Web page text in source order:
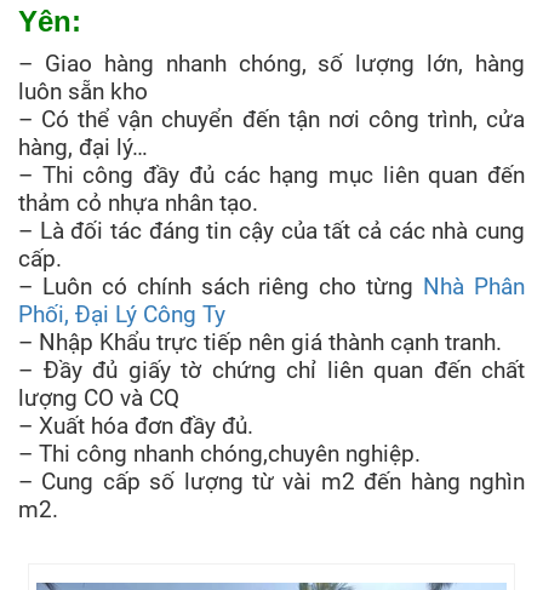
Yên:
– Giao hàng nhanh chóng, số lượng lớn, hàng
luôn sẵn kho
– Có thể vận chuyển đến tận nơi công trình, cửa
hàng, đại lý…
– Thi công đầy đủ các hạng mục liên quan đến
thảm cỏ nhựa nhân tạo.
– Là đối tác đáng tin cậy của tất cả các nhà cung
cấp.
– Luôn có chính sách riêng cho từng Nhà Phân
Phối, Đại Lý Công Ty
– Nhập Khẩu trực tiếp nên giá thành cạnh tranh.
– Đầy đủ giấy tờ chứng chỉ liên quan đến chất
lượng CO và CQ
– Xuất hóa đơn đầy đủ.
– Thi công nhanh chóng,chuyên nghiệp.
– Cung cấp số lượng từ vài m2 đến hàng nghìn
m2.